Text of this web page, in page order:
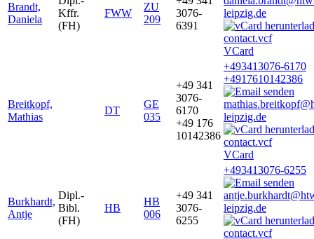
Brandt,
Daniela
Kffr.
(FH)
FWW
ZU
209
3076-
6391
leipzig.de
VCard
Breitkopf,
Mathias
DT
GE
035
+49 341
3076-
6170
+49 176
10142386
+493413076-6170
+4917610142386
leipzig.de
VCard
Burkhardt,
Antje
Dipl.-
Bibl.
(FH)
HB
HB
006
+49 341
3076-
6255
+493413076-6255
leipzig.de